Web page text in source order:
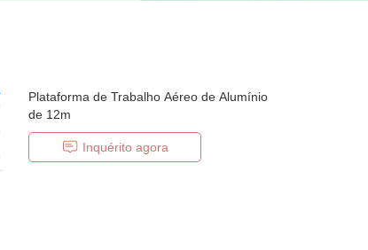
Plataforma de Trabalho Aéreo de Alumínio
de 12m
Inquérito agora